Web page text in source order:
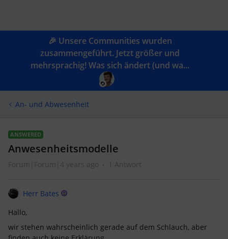
🎉 Unsere Communities wurden
zusammengeführt. Jetzt größer und
mehrsprachig! Was sich ändert (und wa...
An- und Abwesenheit
ANSWERED
Anwesenheitsmodelle
Forum|Forum|4 years ago 1 Antwort
Herr Bates
Hallo,
wir stehen wahrscheinlich gerade auf dem Schlauch, aber